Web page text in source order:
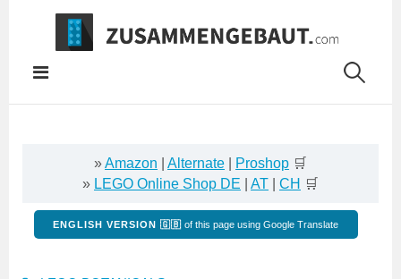
Springe
Inhalt
»Amazon Alternate Proshop 🛒
» LEGO Online Shop DE AT CH 🛒
ENGLISH VERSION 🇬🇧 of this page using Google Translate